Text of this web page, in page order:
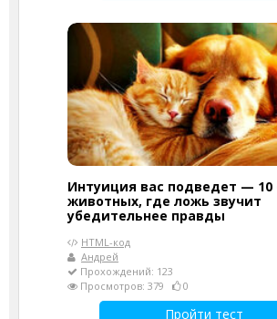
Интуиция вас подведет — 10
животных, где ложь звучит
убедительнее правды
HTML-код
Андрей
Прохождений: 123
Просмотров: 379
0
Пройти тест